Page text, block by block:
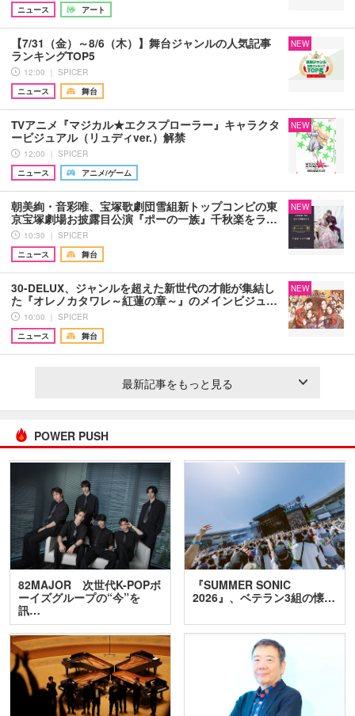
ニュース
アート
【7/31（金）～8/6（木）】舞台ジャンルの人気記事
ランキングTOP5
12:00 ｜ SPICER
ニュース
舞台
NEW
TVアニメ『マジカル★エクスプローラー』キャラクタ
ービジュアル（リュディver.）解禁
12:00 ｜ SPICER
ニュース
アニメ/ゲーム
NEW
朝美絢・音彩唯、宝塚歌劇団雪組新トップコンビの東
京宝塚劇場お披露目公演『ポーの一族』千秋楽をラ…
10:30 ｜ SPICER
ニュース
舞台
NEW
30-DELUX、ジャンルを超えた新世代の才能が集結し
た『オレノカタワレ～紅蓮の章～』のメインビジュ…
10:00 ｜ SPICER
ニュース
舞台
NEW
最新記事をもっと見る
POWER PUSH
82MAJOR 次世代K-POPボ
ーイズグループの“今”を
訊…
『SUMMER SONIC
2026』、ベテラン3組の懐…